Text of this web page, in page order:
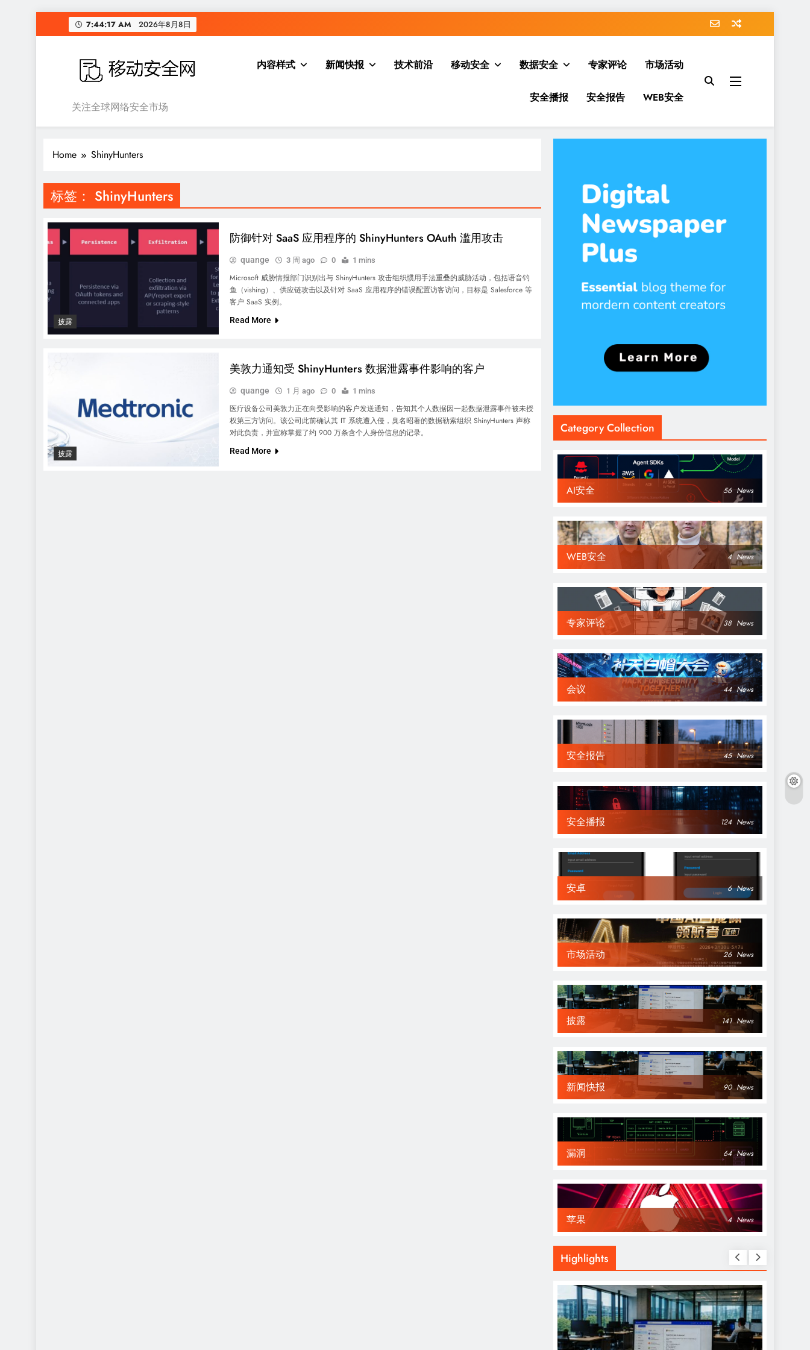
to
7:44:18 AM 2026年8月8日
移动安全网
关注全球网络安全市场
内容样式 新闻快报 技术前沿 移动安全 数据安全 专家评论 市场活动
安全播报 安全报告 WEB安全
Home ShinyHunters
标签： ShinyHunters
披露
防御针对 SaaS 应用程序的 ShinyHunters OAuth 滥用攻击
quange 3 周 ago 0 1 mins
Microsoft 威胁情报部门识别出与 ShinyHunters 攻击组织惯用手法重叠的威胁活动，包括语音钓
鱼（vishing）、供应链攻击以及针对 SaaS 应用程序的错误配置访客访问，目标是 Salesforce 等
客户 SaaS 实例。
Read More
披露
美敦力通知受 ShinyHunters 数据泄露事件影响的客户
quange 1 月 ago 0 1 mins
医疗设备公司美敦力正在向受影响的客户发送通知，告知其个人数据因一起数据泄露事件被未授
权第三方访问。该公司此前确认其 IT 系统遭入侵，臭名昭著的数据勒索组织 ShinyHunters 声称
对此负责，并宣称掌握了约 900 万条含个人身份信息的记录。
Read More
Category Collection
AI安全 56 News
WEB安全 4 News
专家评论 38 News
会议 44 News
安全报告 45 News
安全播报 124 News
安卓 6 News
市场活动 26 News
披露 141 News
新闻快报 90 News
漏洞 64 News
苹果 4 News
Highlights